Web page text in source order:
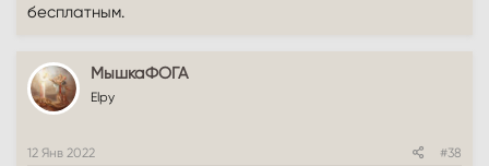
бесплатным.
МышкаФОГА
Elpy
12 Янв 2022 #38